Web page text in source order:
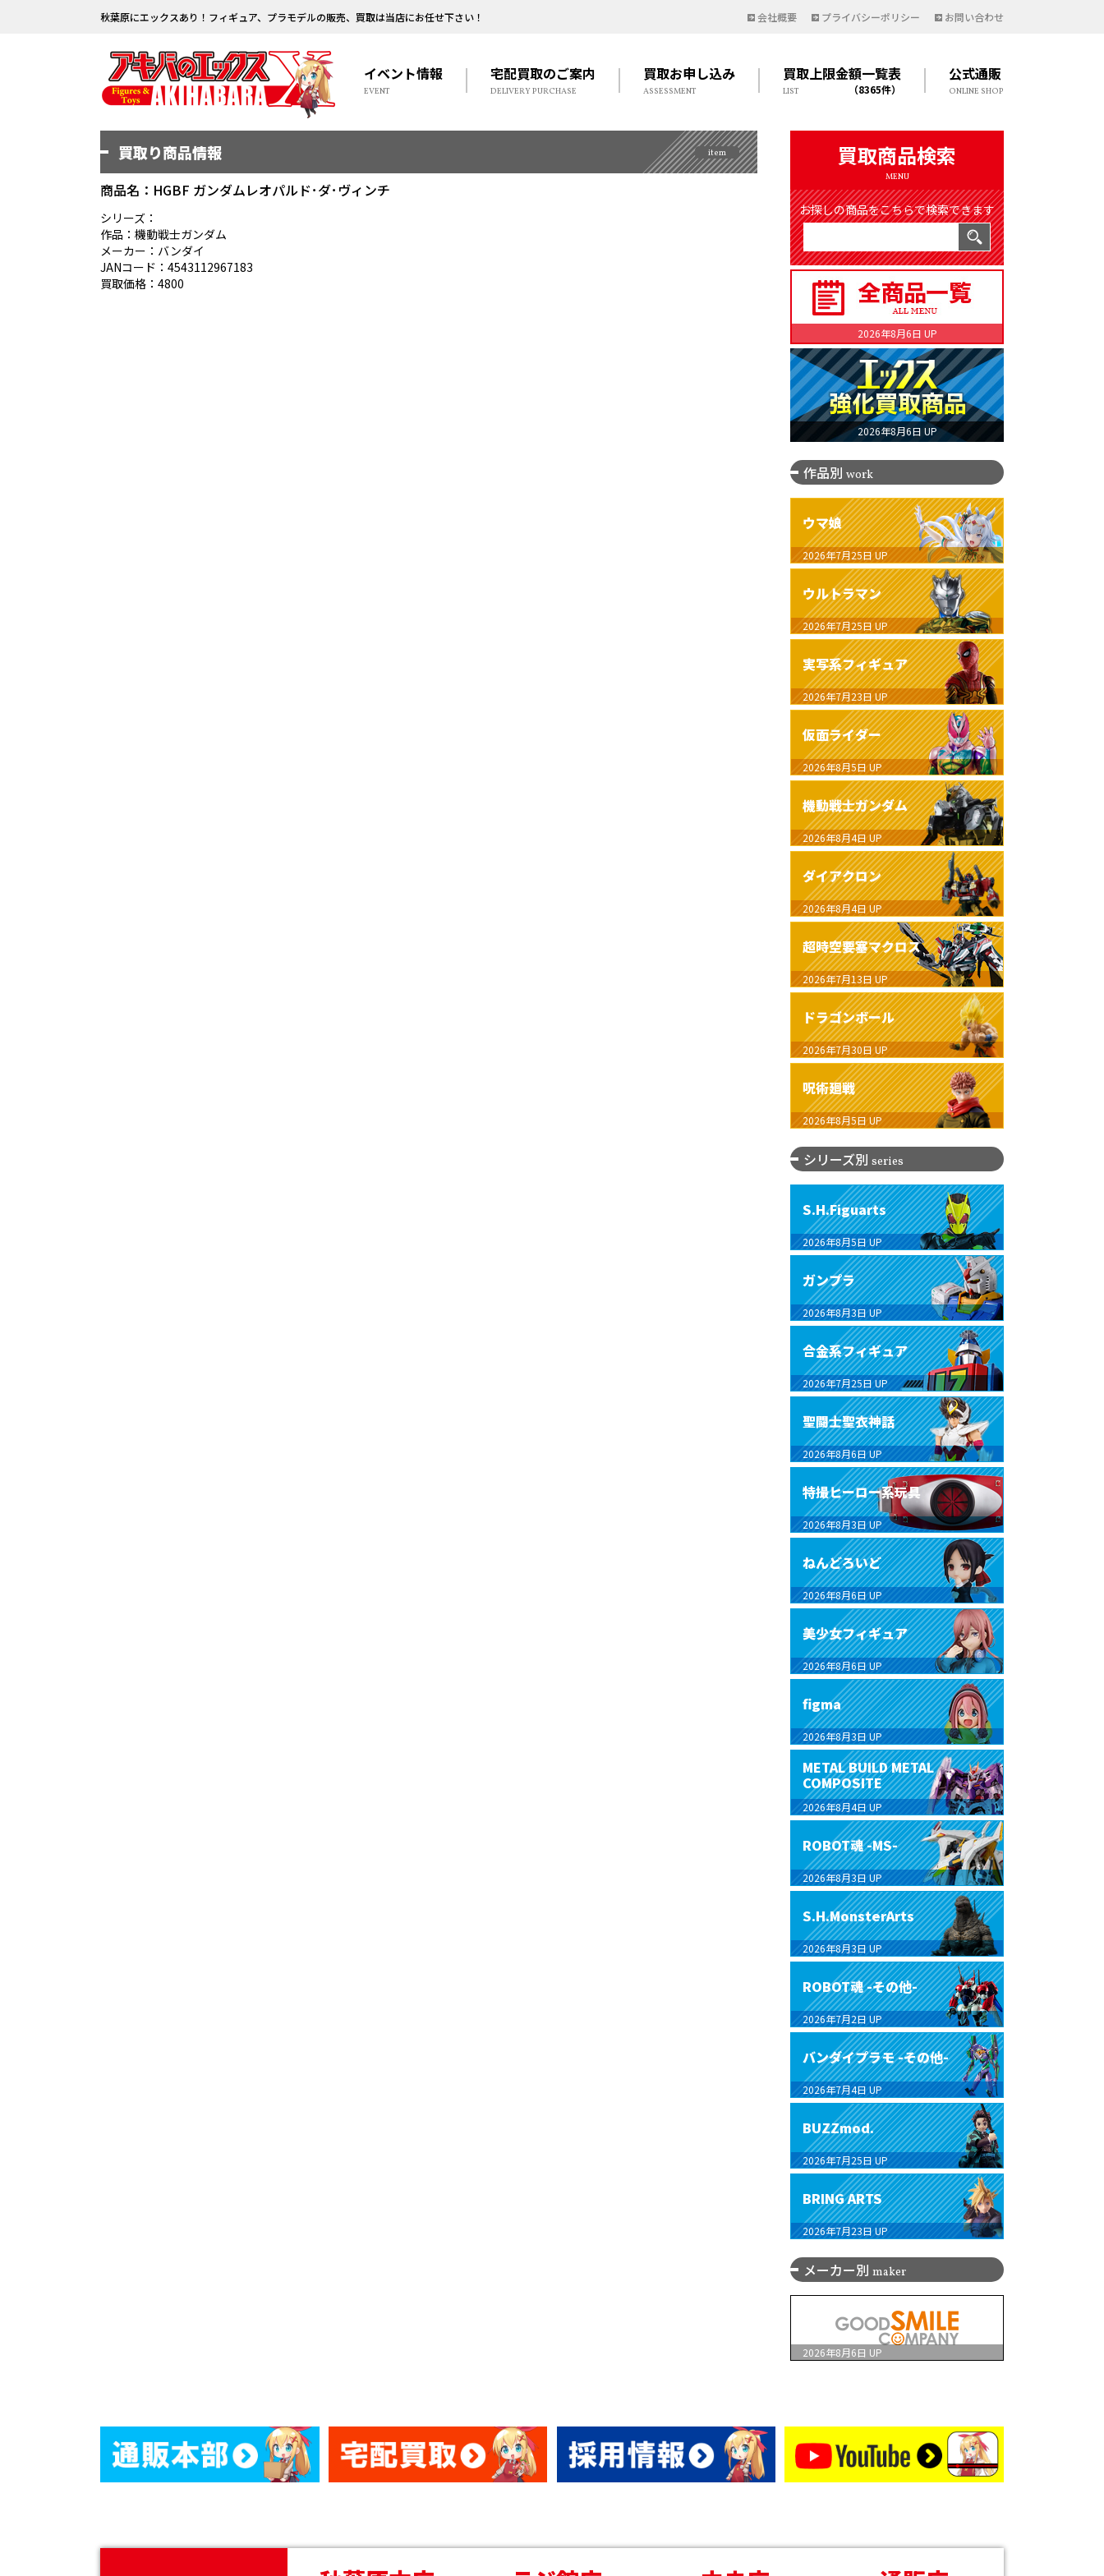
秋葉原にエックスあり！フィギュア、プラモデルの販売、買取は当店にお任せ下さい！ 会社概要 プライバシーポリシー お問い合わせ
イベント情報
EVENT
宅配買取のご案内
DELIVERY PURCHASE
買取お申し込み
ASSESSMENT
買取上限金額一覧表
（8365件）
LIST
公式通販
ONLINE SHOP
買取り商品情報 item
商品名：HGBF ガンダムレオパルド･ダ･ヴィンチ
シリーズ：
作品：機動戦士ガンダム
メーカー：バンダイ
JANコード：4543112967183
買取価格：4800
買取商品検索
MENU
お探しの商品をこちらで検索できます
2026年8月6日 UP
2026年8月6日 UP
作品別 work
ウマ娘
2026年7月25日 UP
ウルトラマン
2026年7月25日 UP
実写系フィギュア
2026年7月23日 UP
仮面ライダー
2026年8月5日 UP
機動戦士ガンダム
2026年8月4日 UP
ダイアクロン
2026年8月4日 UP
超時空要塞マクロス
2026年7月13日 UP
ドラゴンボール
2026年7月30日 UP
呪術廻戦
2026年8月5日 UP
シリーズ別 series
S.H.Figuarts
2026年8月5日 UP
ガンプラ
2026年8月3日 UP
合金系フィギュア
2026年7月25日 UP
聖闘士聖衣神話
2026年8月6日 UP
特撮ヒーロー系玩具
2026年8月3日 UP
ねんどろいど
2026年8月6日 UP
美少女フィギュア
2026年8月6日 UP
figma
2026年8月3日 UP
METAL BUILD METAL
COMPOSITE
2026年8月4日 UP
ROBOT魂 -MS-
2026年8月3日 UP
S.H.MonsterArts
2026年8月3日 UP
ROBOT魂 -その他-
2026年7月2日 UP
バンダイプラモ -その他-
2026年7月4日 UP
BUZZmod.
2026年7月25日 UP
BRING ARTS
2026年7月23日 UP
メーカー別 maker
2026年8月6日 UP